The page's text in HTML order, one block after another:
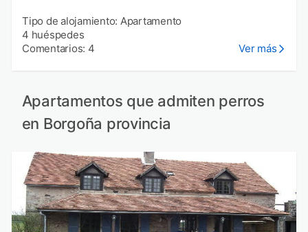
Tipo de alojamiento: Apartamento
4 huéspedes
Comentarios: 4
Ver más
Apartamentos que admiten perros
en Borgoña provincia